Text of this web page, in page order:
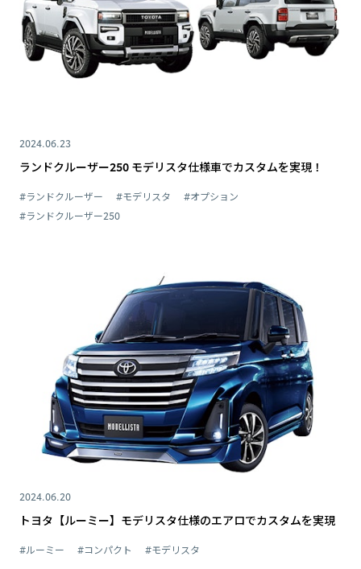
2024.06.23
ランドクルーザー250 モデリスタ仕様車でカスタムを実現！
#ランドクルーザー #モデリスタ
#オプション
#ランドクルーザー250
2024.06.20
トヨタ【ルーミー】モデリスタ仕様のエアロでカスタムを実現
#ルーミー #コンパクト #モデリスタ